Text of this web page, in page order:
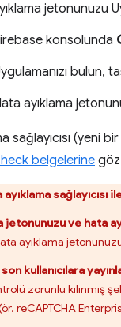
jetonunuzu
konsolunda
bulun,
ayıklama
sağlayıcısı (yeni
belgelerinegöz
sağlayıcısı
jetonunuzu ve hata
ayıklama
son kullanıcılara
zorunlu kılınmış
reCAPTCHA